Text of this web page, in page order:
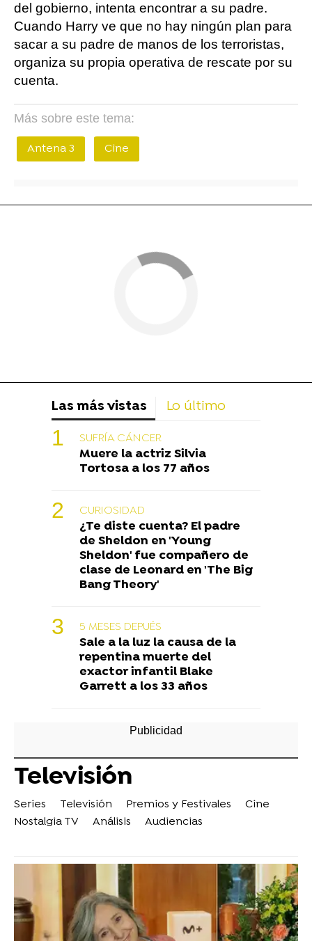
del gobierno, intenta encontrar a su padre.
Cuando Harry ve que no hay ningún plan para
sacar a su padre de manos de los terroristas,
organiza su propia operativa de rescate por su
cuenta.
Más sobre este tema:
Antena 3 Cine
Las más vistas Lo último
SUFRÍA CÁNCER
Muere la actriz Silvia
Tortosa a los 77 años
CURIOSIDAD
¿Te diste cuenta? El padre
de Sheldon en 'Young
Sheldon' fue compañero de
clase de Leonard en 'The Big
Bang Theory'
5 MESES DEPUÉS
Sale a la luz la causa de la
repentina muerte del
exactor infantil Blake
Garrett a los 33 años
Televisión
Series Televisión Premios y Festivales
Cine
Nostalgia TV
Análisis Audiencias